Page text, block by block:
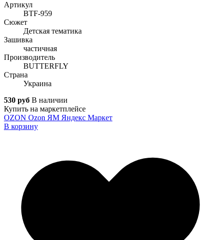
Артикул
ВТF-959
Сюжет
Детская тематика
Зашивка
частичная
Производитель
BUTTERFLY
Страна
Украина
530 руб В наличии
Купить на маркетплейсе
OZON Ozon ЯМ Яндекс Маркет
В корзину